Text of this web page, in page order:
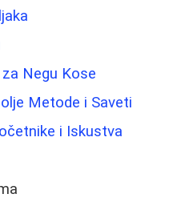
Negu Kose
Metode i Saveti
i Iskustva